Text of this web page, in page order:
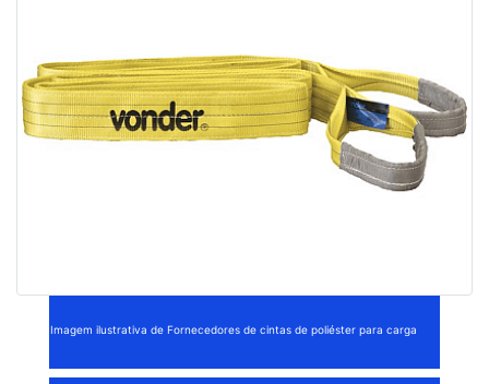
Imagem ilustrativa de Fornecedores de cintas de poliéster para carga